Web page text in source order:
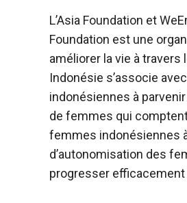
L’Asia Foundation et
Foundation est une
améliorer la vie à
Indonésie s’associe
indonésiennes à
de femmes qui
femmes indonésiennes
d’autonomisation des
progresser